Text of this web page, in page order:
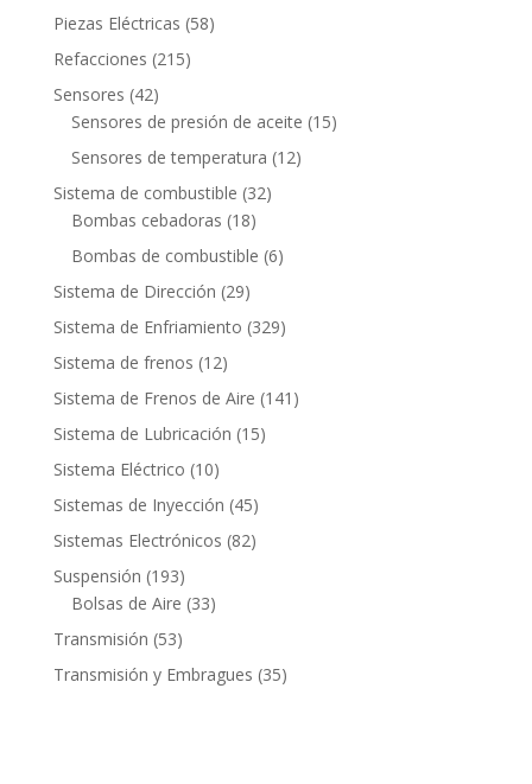
Piezas Eléctricas 5858
Refacciones 215215
Sensores 4242
productos
Sensores de presión de aceite 1515
Sensores de temperatura 1212
Sistema de combustible 3232
Bombas cebadoras 1818
productos
Bombas de combustible 66
Sistema de Dirección 2929
productos
Sistema de Enfriamiento 329329
Sistema de frenos 1212
productos
Sistema de Frenos de Aire 141 141
Sistema de Lubricación 1515
Sistema Eléctrico 1010
productos
Sistemas de Inyección 4545
productos
Sistemas Electrónicos 8282
Suspensión 193193
productos
Bolsas de Aire 3333
Transmisión 5353
productos
Transmisión y Embragues 3535